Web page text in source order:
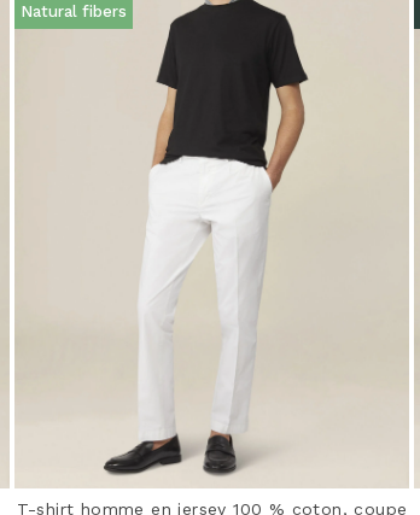
Natural fibers
T-shirt homme en jersey 100 % coton, coupe